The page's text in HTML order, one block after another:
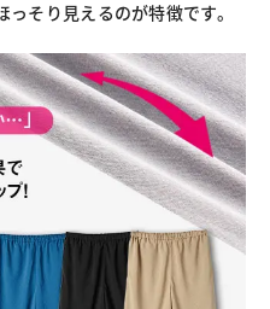
そり見えるのが特徴です。